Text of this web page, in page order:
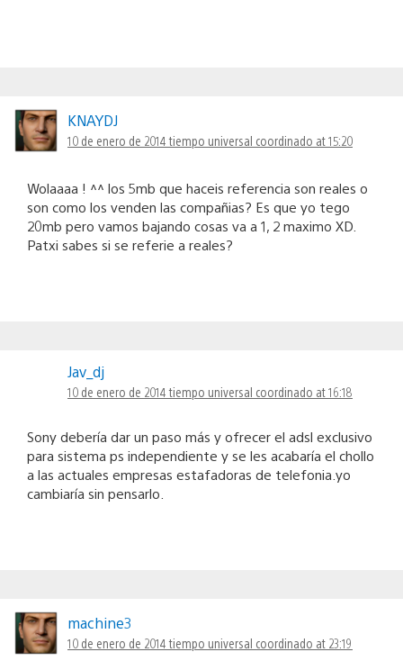
KNAYDJ
10 de enero de 2014 tiempo universal coordinado at 15:20
Wolaaaa ! ^^ los 5mb que haceis referencia son reales o
son como los venden las compañias? Es que yo tego
20mb pero vamos bajando cosas va a 1, 2 maximo XD.
Patxi sabes si se referie a reales?
Jav_dj
10 de enero de 2014 tiempo universal coordinado at 16:18
Sony debería dar un paso más y ofrecer el adsl exclusivo
para sistema ps independiente y se les acabaría el chollo
a las actuales empresas estafadoras de telefonia.yo
cambiaría sin pensarlo.
machine3
10 de enero de 2014 tiempo universal coordinado at 23:19